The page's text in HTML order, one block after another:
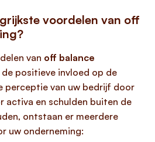
voordelen van off
van off balance
positieve invloed op de
perceptie van uw bedrijf door
activa en schulden buiten de
ontstaan er meerdere
uw onderneming: